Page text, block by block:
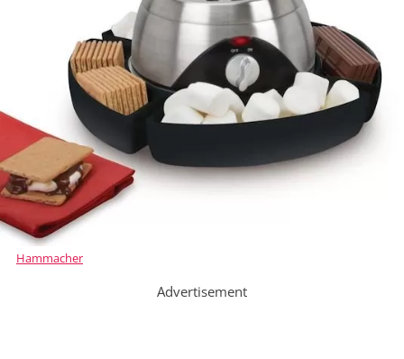
Hammacher
Advertisement